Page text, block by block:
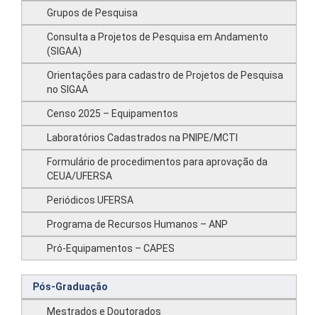
Grupos de Pesquisa
Consulta a Projetos de Pesquisa em Andamento
(SIGAA)
Orientações para cadastro de Projetos de Pesquisa
no SIGAA
Censo 2025 – Equipamentos
Laboratórios Cadastrados na PNIPE/MCTI
Formulário de procedimentos para aprovação da
CEUA/UFERSA
Periódicos UFERSA
Programa de Recursos Humanos – ANP
Pró-Equipamentos – CAPES
Pós-Graduação
Mestrados e Doutorados